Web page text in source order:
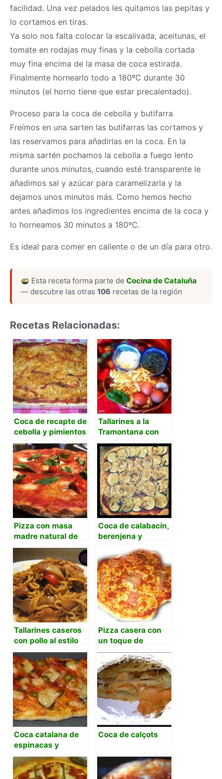
facilidad. Una vez pelados les quitamos las pepitas y
lo cortamos en tiras.
Ya solo nos falta colocar la escalivada, aceitunas, el
tomate en rodajas muy finas y la cebolla cortada
muy fina encima de la masa de coca estirada.
Finalmente hornearlo todo a 180ºC durante 30
minutos (el horno tiene que estar precalentado).
Proceso para la coca de cebolla y butifarra
Freímos en una sarten las butifarras las cortamos y
las reservamos para añadirlas en la coca. En la
misma sartén pochamos la cebolla a fuego lento
durante unos minutos, cuando esté transparente le
añadimos sal y azúcar para caramelizarla y la
dejamos unos minutos más. Como hemos hecho
antes añadimos los ingredientes encima de la coca y
lo horneamos 30 minutos a 180ºC.
Es ideal para comer en caliente o de un día para otro.
Esta receta forma parte deCocina de Cataluña
— descubre las otras 106 recetas de la región
Recetas Relacionadas:
Coca de recapte de
cebolla y pimientos
asados
Tallarines a la
Tramontana con
butifarra.
Pizza con masa
madre natural de
uva
Coca de calabacín,
berenjena y
cebolla. con receta
de la masa
Tallarines caseros
con pollo al estilo
chino
Pizza casera con
un toque de
Bruschetta de Oil &
Vinegar
Coca catalana de
espinacas y
parmesano
Coca de calçots